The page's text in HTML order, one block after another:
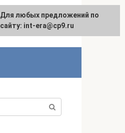
Русский
Для любых предложений по
сайту: int-era@cp9.ru